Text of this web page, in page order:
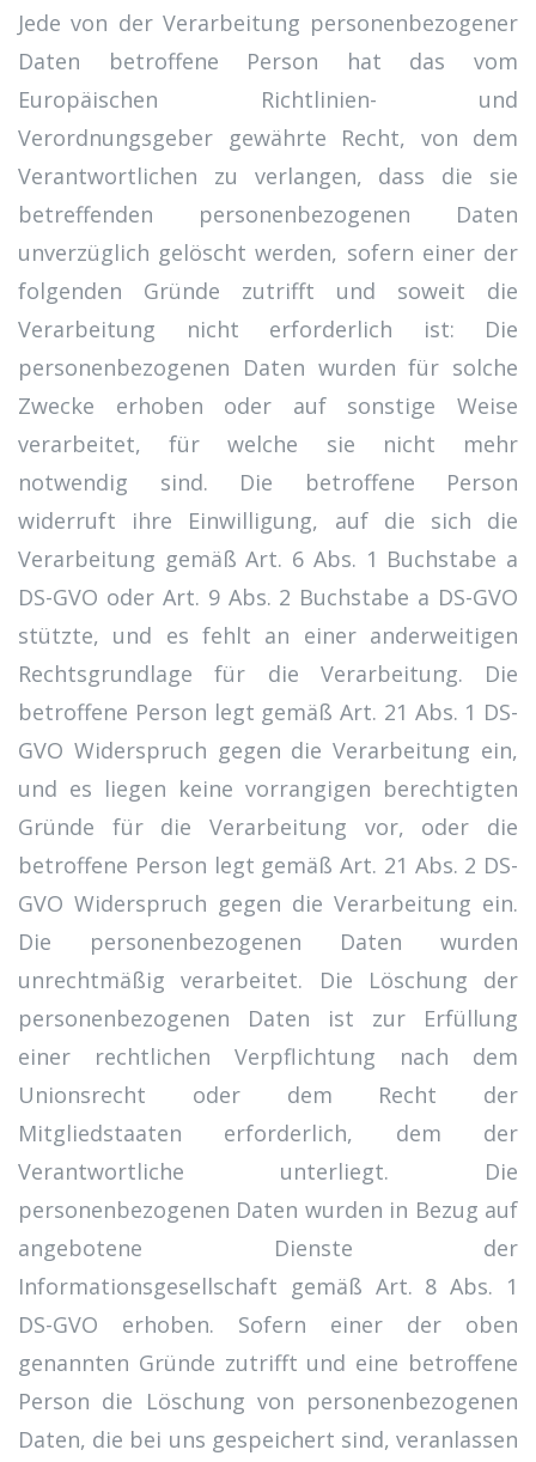
Jede von der Verarbeitung personenbezogener
Daten betroffene Person hat das vom
Europäischen Richtlinien- und
Verordnungsgeber gewährte Recht, von dem
Verantwortlichen zu verlangen, dass die sie
betreffenden personenbezogenen Daten
unverzüglich gelöscht werden, sofern einer der
folgenden Gründe zutrifft und soweit die
Verarbeitung nicht erforderlich ist: Die
personenbezogenen Daten wurden für solche
Zwecke erhoben oder auf sonstige Weise
verarbeitet, für welche sie nicht mehr
notwendig sind. Die betroffene Person
widerruft ihre Einwilligung, auf die sich die
Verarbeitung gemäß Art. 6 Abs. 1 Buchstabe a
DS-GVO oder Art. 9 Abs. 2 Buchstabe a DS-GVO
stützte, und es fehlt an einer anderweitigen
Rechtsgrundlage für die Verarbeitung. Die
betroffene Person legt gemäß Art. 21 Abs. 1 DS-
GVO Widerspruch gegen die Verarbeitung ein,
und es liegen keine vorrangigen berechtigten
Gründe für die Verarbeitung vor, oder die
betroffene Person legt gemäß Art. 21 Abs. 2 DS-
GVO Widerspruch gegen die Verarbeitung ein.
Die personenbezogenen Daten wurden
unrechtmäßig verarbeitet. Die Löschung der
personenbezogenen Daten ist zur Erfüllung
einer rechtlichen Verpflichtung nach dem
Unionsrecht oder dem Recht der
Mitgliedstaaten erforderlich, dem der
Verantwortliche unterliegt. Die
personenbezogenen Daten wurden in Bezug auf
angebotene Dienste der
Informationsgesellschaft gemäß Art. 8 Abs. 1
DS-GVO erhoben. Sofern einer der oben
genannten Gründe zutrifft und eine betroffene
Person die Löschung von personenbezogenen
Daten, die bei uns gespeichert sind, veranlassen